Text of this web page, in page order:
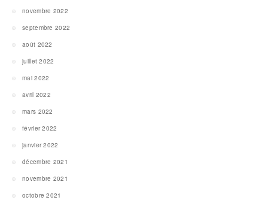
novembre 2022
septembre 2022
août 2022
juillet 2022
mai 2022
avril 2022
mars 2022
février 2022
janvier 2022
décembre 2021
novembre 2021
octobre 2021